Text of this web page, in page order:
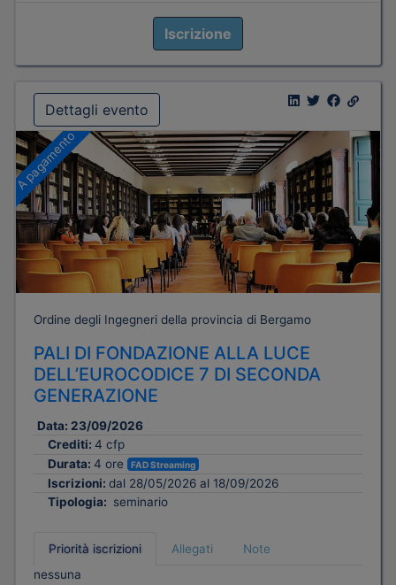
Iscrizione
Dettagli evento
A pagamento
Ordine degli Ingegneri della provincia di Bergamo
PALI DI FONDAZIONE ALLA LUCE
DELL’EUROCODICE 7 DI SECONDA
GENERAZIONE
Data: 23/09/2026
Crediti: 4 cfp
Durata: 4 ore FAD Streaming
Iscrizioni: dal 28/05/2026 al 18/09/2026
Tipologia: seminario
Priorità iscrizioni Allegati
Note
nessuna